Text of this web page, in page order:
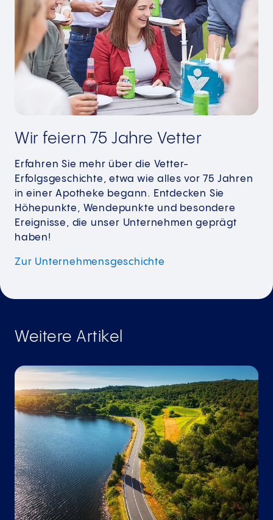
Wir feiern 75 Jahre Vetter
Erfahren Sie mehr über die Vetter-
Erfolgsgeschichte, etwa wie alles vor 75 Jahren
in einer Apotheke begann. Entdecken Sie
Höhepunkte, Wendepunkte und besondere
Ereignisse, die unser Unternehmen geprägt
haben!
Zur Unternehmensgeschichte
Weitere Artikel